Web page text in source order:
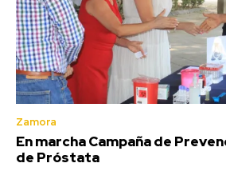
Zamora
En marcha Campaña de
de Próstata